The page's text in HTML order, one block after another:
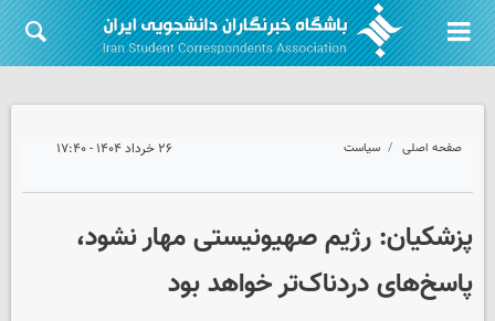
صفحه اصلی سیاست ۲۶ خرداد ۱۴۰۴ - ۱۷:۴۰
پزشکیان: رژیم صهیونیستی مهار نشود،
پاسخ‌های دردناک‌تر خواهد بود